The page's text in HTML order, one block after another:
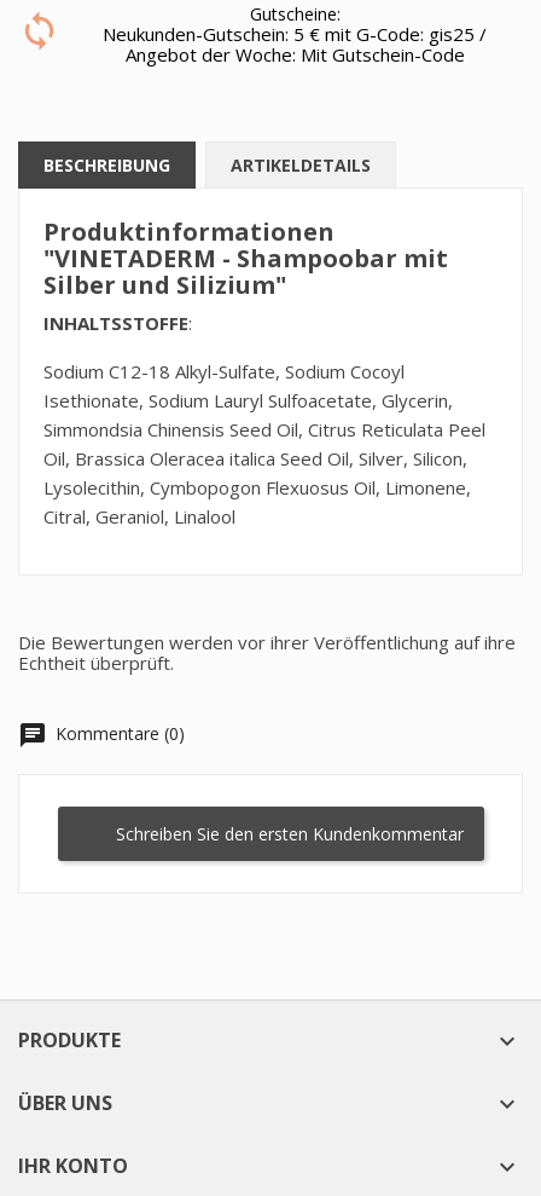
Gutscheine:
Neukunden-Gutschein: 5 € mit G-Code: gis25 /
Angebot der Woche: Mit Gutschein-Code
BESCHREIBUNG ARTIKELDETAILS
Produktinformationen
"VINETADERM - Shampoobar mit
Silber und Silizium"
INHALTSSTOFFE:
Sodium C12-18 Alkyl-Sulfate, Sodium Cocoyl
Isethionate, Sodium Lauryl Sulfoacetate, Glycerin,
Simmondsia Chinensis Seed Oil, Citrus Reticulata Peel
Oil, Brassica Oleracea italica Seed Oil, Silver, Silicon,
Lysolecithin, Cymbopogon Flexuosus Oil, Limonene,
Citral, Geraniol, Linalool
Die Bewertungen werden vor ihrer Veröffentlichung auf ihre
Echtheit überprüft.
chat Kommentare (0)
Schreiben Sie den ersten Kundenkommentar
PRODUKTE 
ÜBER UNS 
IHR KONTO 